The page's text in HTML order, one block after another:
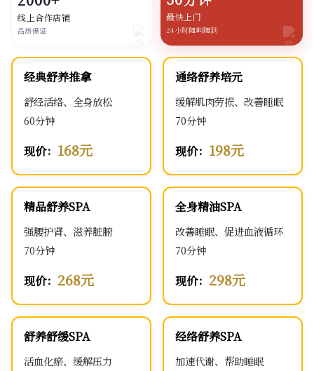
线上合作店铺
品质保证
最快上门
24小时随叫随到
经典舒养推拿
舒经活络、全身放松
60分钟
现价： 168元
通络舒养培元
缓解肌肉劳损、改善睡眠
70分钟
现价： 198元
精品舒养SPA
强腰护肾、滋养脏腑
70分钟
现价： 268元
全身精油SPA
改善睡眠、促进血液循环
70分钟
现价： 298元
舒养舒缓SPA
活血化瘀、缓解压力
经络舒养SPA
加速代谢、帮助睡眠